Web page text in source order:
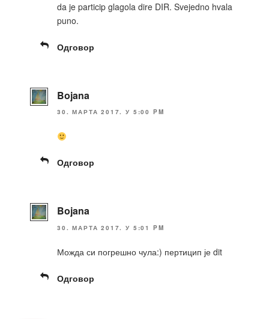
da je particip glagola dire DIR. Svejedno hvala
puno.
Одговор
Bojana
30. МАРТА 2017. У 5:00 PM
Одговор
Bojana
30. МАРТА 2017. У 5:01 PM
Можда си погрешно чула:) пертицип је dit
Одговор